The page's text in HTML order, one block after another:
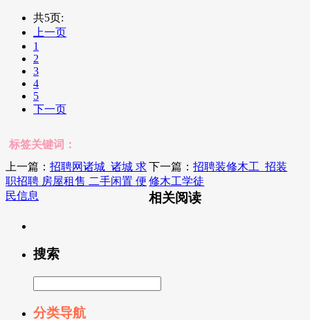
共5页:
上一页
1
2
3
4
5
下一页
标签关键词：
上一篇： 招聘网诸城_诸城 求
职招聘 房屋租售 二手闲置 便
民信息
下一篇：招聘装修木工_招装
修木工学徒
相关阅读
搜索
分类导航